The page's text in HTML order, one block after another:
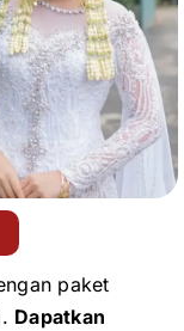
paket
Dapatkan